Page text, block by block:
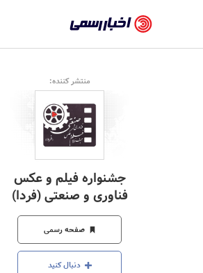
رسمی
-
اخبار
تایید
شده
شرکت‌ها،
سازمان‌ها
و
روابط
عمومی‌ها
منتشر کننده:
جشنواره فیلم و عکس
فناوری و صنعتی (فردا)
صفحه رسمی
دنبال کنید